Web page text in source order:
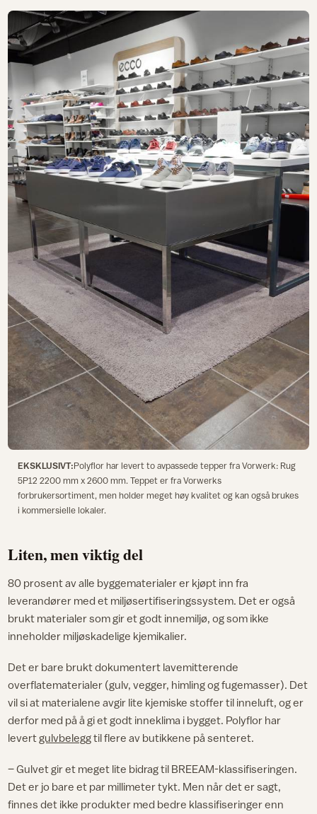
EKSKLUSIVT:Polyflor har levert to avpassede tepper fra Vorwerk: Rug
5P12 2200 mm x 2600 mm. Teppet er fra Vorwerks
forbrukersortiment, men holder meget høy kvalitet og kan også brukes
i kommersielle lokaler.
Liten, men viktig del
80 prosent av alle byggematerialer er kjøpt inn fra
leverandører med et miljøsertifiseringssystem. Det er også
brukt materialer som gir et godt innemiljø, og som ikke
inneholder miljøskadelige kjemikalier.
Det er bare brukt dokumentert lavemitterende
overflatematerialer (gulv, vegger, himling og fugemasser). Det
vil si at materialene avgir lite kjemiske stoffer til inneluft, og er
derfor med på å gi et godt inneklima i bygget. Polyflor har
levertgulvbeleggtil flere av butikkene på senteret.
– Gulvet gir et meget lite bidrag til BREEAM-klassifiseringen.
Det er jo bare et par millimeter tykt. Men når det er sagt,
finnes det ikke produkter med bedre klassifiseringer enn